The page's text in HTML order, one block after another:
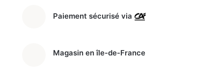
Paiement sécurisé via
Magasin en île-de-France